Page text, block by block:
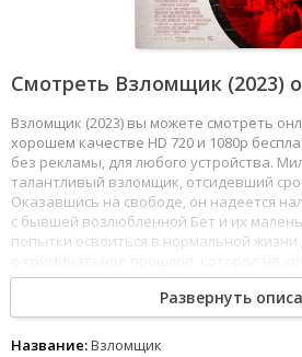
Смотреть Взломщик (2023)
Взломщик (2023) вы можете смотреть
хорошем качестве HD 720 и 1080p
без рекламы, для любого устройства.
талантливый взломщик, отсидевший
Оказавшись на свободе, он надеется
с бывшей возлюбленной Бет и их
попытки освоиться в нормальной
честному настоящему. И прежде, чем
с ним, Миллер должен совершить одно
Однако теперь под угрозой
но и жизнь дочери.
Развернуть
Название:Взломщик